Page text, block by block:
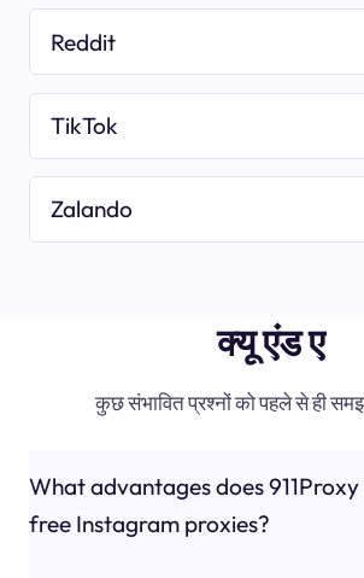
Reddit
TikTok
Zalando
क्यू एंड ए
कुछ संभावित प्रश्नों को पहले से ही
What advantages does
free Instagram proxies?